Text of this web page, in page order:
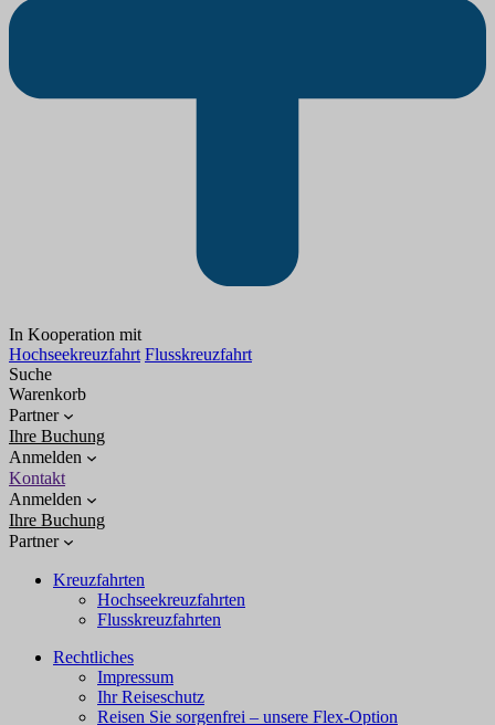
In Kooperation mit
Hochseekreuzfahrt Flusskreuzfahrt
Suche
Warenkorb
Partner
Ihre Buchung
Anmelden
Kontakt
Anmelden
Ihre Buchung
Partner
Kreuzfahrten
Hochseekreuzfahrten
Flusskreuzfahrten
Rechtliches
Impressum
Ihr Reiseschutz
Reisen Sie sorgenfrei – unsere Flex-Option